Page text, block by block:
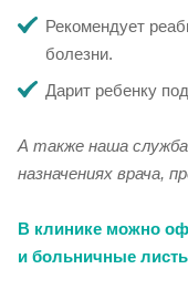
Рекомендует
болезни.
Дарит ребенку
А также наша
назначениях врача,
В клинике можно
и больничные